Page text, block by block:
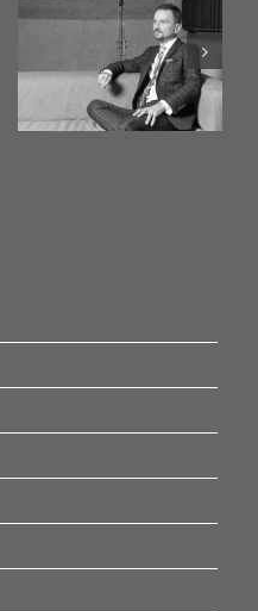
Anna